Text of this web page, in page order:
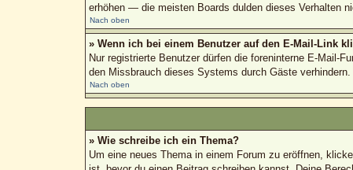
erhöhen — die meisten Boards dulden dieses Verhalten
Nach oben
» Wenn ich bei einem Benutzer auf den E-Mail-Link
Nur registrierte Benutzer dürfen die foreninterne E-Mail-
den Missbrauch dieses Systems durch Gäste verhindern.
Nach oben
» Wie schreibe ich ein Thema?
Um eine neues Thema in einem Forum zu eröffnen,